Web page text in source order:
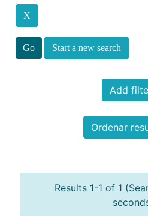
Start a new search
Add
Ordenar
Results 1-1 of 1